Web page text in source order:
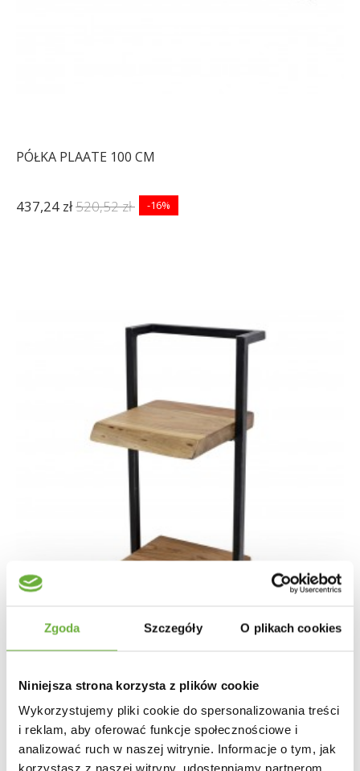
Zgoda Szczegóły O plikach cookies
Niniejsza strona korzysta z plików cookie
Wykorzystujemy pliki cookie do spersonalizowania treści
i reklam, aby oferować funkcje społecznościowe i
analizować ruch w naszej witrynie. Informacje o tym, jak
korzystasz z naszej witryny, udostępniamy partnerom
PÓŁKA PLAATE 100 CM
437,24 zł520,52 zł -16%
PÓŁKA ŚCIENNA PLAATE 30X25 CM AKACJA
325,90 zł387,98 zł -16%